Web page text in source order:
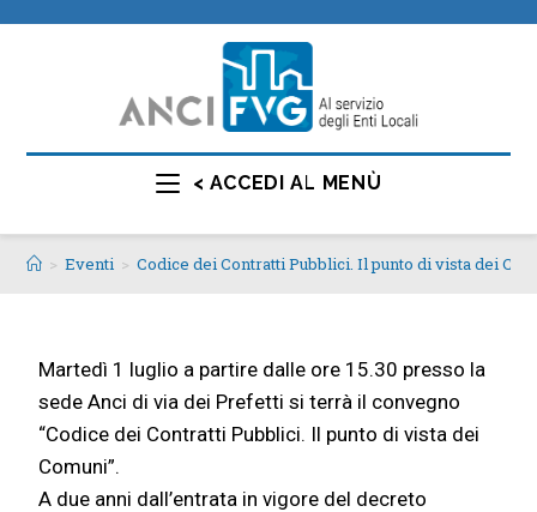
< ACCEDI AL MENÙ
> Eventi > Codice dei Contratti Pubblici. Il punto di vista dei
Martedì 1 luglio a partire dalle ore 15.30 presso la
sede Anci di via dei Prefetti si terrà il convegno
“Codice dei Contratti Pubblici. Il punto di vista dei
Comuni”.
A due anni dall’entrata in vigore del decreto